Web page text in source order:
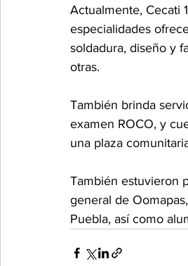
Actualmente, Cecati
especialidades
soldadura, diseño y
otras.
También brinda
examen ROCO, y
una plaza
También estuvieron
general de
Puebla, así como